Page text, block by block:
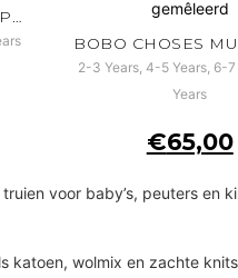
BOBO CHOSES LONG PUFF SWEATER GROEN
2-3 Years, 4-5 Years, 6-
Years
€65,00
voor baby’s, peuters en
wolmix en zachte